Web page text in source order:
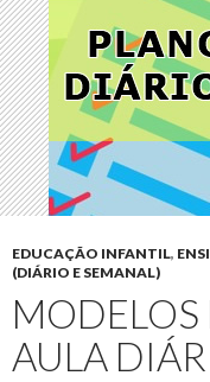
EDUCAÇÃO INFANTIL,
(DIÁRIO E SEMANAL)
MODELOS
AULA